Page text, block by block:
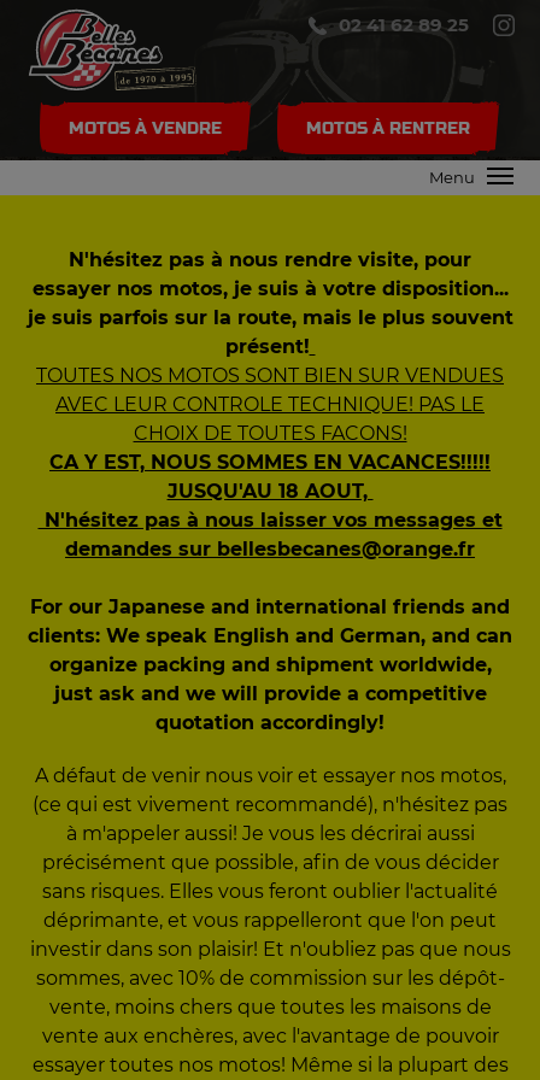
02 41 62 89 25
MOTOS À VENDRE MOTOS À RENTRER
Menu
N'hésitez pas à nous rendre visite, pour
essayer nos motos, je suis à votre disposition...
je suis parfois sur la route, mais le plus souvent
présent!
TOUTES NOS MOTOS SONT BIEN SUR VENDUES
AVEC LEUR CONTROLE TECHNIQUE! PAS LE
CHOIX DE TOUTES FACONS!
CA Y EST, NOUS SOMMES EN VACANCES!!!!!
JUSQU'AU 18 AOUT,
N'hésitez pas à nous laisser vos messages et
demandes sur bellesbecanes@orange.fr
For our Japanese and international friends and
clients: We speak English and German, and can
organize packing and shipment worldwide,
just ask and we will provide a competitive
quotation accordingly!
A défaut de venir nous voir et essayer nos motos,
(ce qui est vivement recommandé), n'hésitez pas
à m'appeler aussi! Je vous les décrirai aussi
précisément que possible, afin de vous décider
sans risques. Elles vous feront oublier l'actualité
déprimante, et vous rappelleront que l'on peut
investir dans son plaisir! Et n'oubliez pas que nous
sommes, avec 10% de commission sur les dépôt-
vente, moins chers que toutes les maisons de
vente aux enchères, avec l'avantage de pouvoir
essayer toutes nos motos! Même si la plupart des